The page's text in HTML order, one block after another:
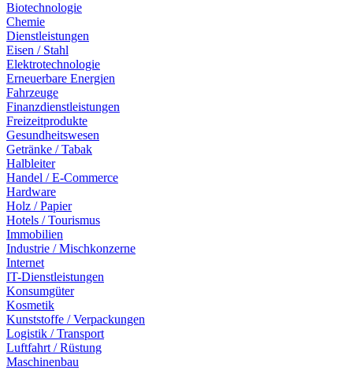
Biotechnologie
Chemie
Dienstleistungen
Eisen / Stahl
Elektrotechnologie
Erneuerbare Energien
Fahrzeuge
Finanzdienstleistungen
Freizeitprodukte
Gesundheitswesen
Getränke / Tabak
Halbleiter
Handel / E-Commerce
Hardware
Holz / Papier
Hotels / Tourismus
Immobilien
Industrie / Mischkonzerne
Internet
IT-Dienstleistungen
Konsumgüter
Kosmetik
Kunststoffe / Verpackungen
Logistik / Transport
Luftfahrt / Rüstung
Maschinenbau